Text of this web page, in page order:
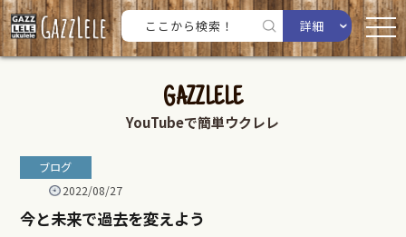
詳細
GAZZLELE
YouTubeで簡単ウクレレ
ブログ
2022/08/27
今と未来で過去を変えよう